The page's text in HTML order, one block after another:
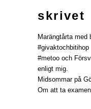
skrivet
Marängtårta med
#givaktochbitihop
#metoo och
enligt mig.
Midsommar på
Om att ta examen